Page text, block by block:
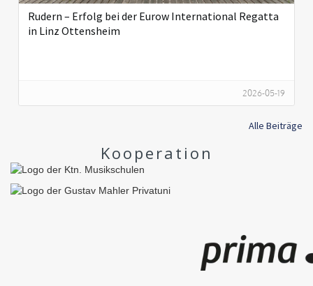
Rudern – Erfolg bei der Eurow International Regatta
in Linz Ottensheim
2026-05-19
Alle Beiträge
Kooperation